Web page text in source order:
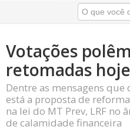
Votações
retomadas hoje
Dentre as mensagens que
está a proposta de
na lei do MT Prev, LRF no
de calamidade financeira